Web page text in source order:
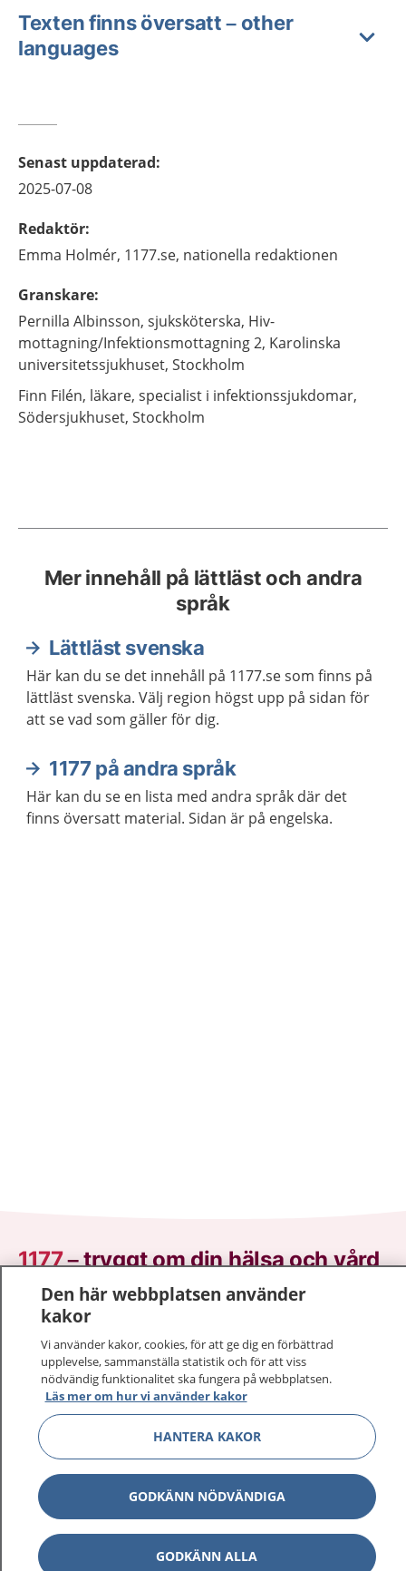
Texten finns översatt – other
languages
Senast uppdaterad:
2025-07-08
Redaktör:
Emma Holmér, 1177.se, nationella redaktionen
Granskare:
Pernilla Albinsson, sjuksköterska, Hiv-
mottagning/Infektionsmottagning 2, Karolinska
universitetssjukhuset, Stockholm
Finn Filén, läkare, specialist i infektionssjukdomar,
Södersjukhuset, Stockholm
Mer innehåll på lättläst och andra
språk
Lättläst svenska
Här kan du se det innehåll på 1177.se som finns på
lättläst svenska. Välj region högst upp på sidan för
att se vad som gäller för dig.
1177 på andra språk
Här kan du se en lista med andra språk där det
finns översatt material. Sidan är på engelska.
1177–tryggt om din hälsa och vård
På 1177.se får du råd om hälsa och information om
sjukdomar och vilka mottagningar du kan kontakta.
Logga in för att läsa din journal och göra dina
vårdärenden. Ring telefonnummer 1177 för
sjukvårdsrådgivning dygnet runt.
1177 ger dig råd när du vill må bättre.
1177 på flera språk Visa
Den här webbplatsen använder
kakor
Vi använder kakor, cookies, för att ge dig en förbättrad
upplevelse, sammanställa statistik och för att viss
nödvändig funktionalitet ska fungera på webbplatsen.
Läs mer om hur vi använder kakor
HANTERA KAKOR
GODKÄNN NÖDVÄNDIGA
GODKÄNN ALLA